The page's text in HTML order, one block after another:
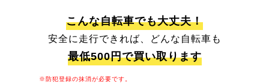
こんな自転車でも大丈夫！
安全に走行できれば、どんな自転車も
最低500円で買い取ります
※防犯登録の抹消が必要です。